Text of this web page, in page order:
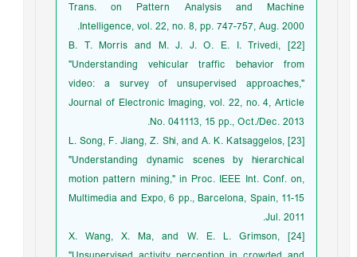
Trans. on Pattern Analysis and Machine
Intelligence, vol. 22, no. 8, pp. 747-757, Aug. 2000.
[22] B. T. Morris and M. J. J. O. E. I. Trivedi,
"Understanding vehicular traffic behavior from
video: a survey of unsupervised approaches,"
Journal of Electronic Imaging, vol. 22, no. 4, Article
No. 041113, 15 pp., Oct./Dec. 2013.
[23] L. Song, F. Jiang, Z. Shi, and A. K. Katsaggelos,
"Understanding dynamic scenes by hierarchical
motion pattern mining," in Proc. IEEE Int. Conf. on,
Multimedia and Expo, 6 pp., Barcelona, Spain, 11-15
Jul. 2011.
[24] X. Wang, X. Ma, and W. E. L. Grimson,